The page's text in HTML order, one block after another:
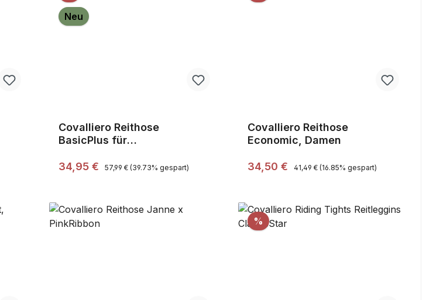
Neu
Covalliero Reithose
BasicPlus für
Verkaufspreis:
34,95 € Regulärer Preis:
57,99 € (39.73% gespart)
Covalliero Reithose
Economic, Damen
Verkaufspreis:
34,50 € Regulärer Preis:
41,49 € (16.85% gespart)
% Rabatt